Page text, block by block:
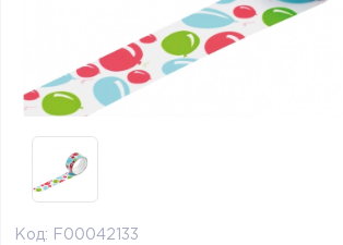
Код: F00042133